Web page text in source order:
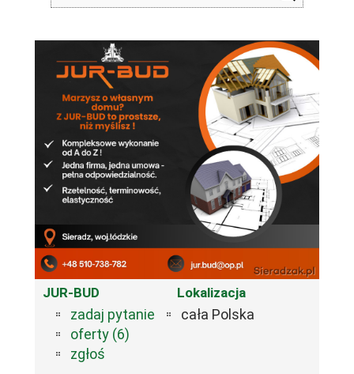
JUR-BUD
zadaj pytanie
oferty (6)
zgłoś
Lokalizacja
cała Polska